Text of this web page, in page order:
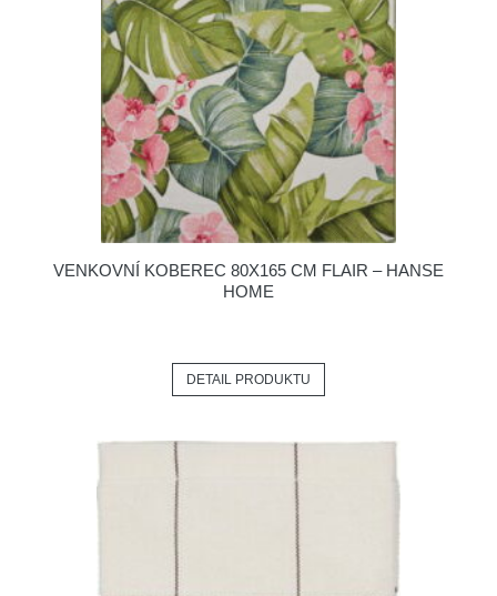
VENKOVNÍ KOBEREC 80X165 CM FLAIR – HANSE
HOME
DETAIL PRODUKTU